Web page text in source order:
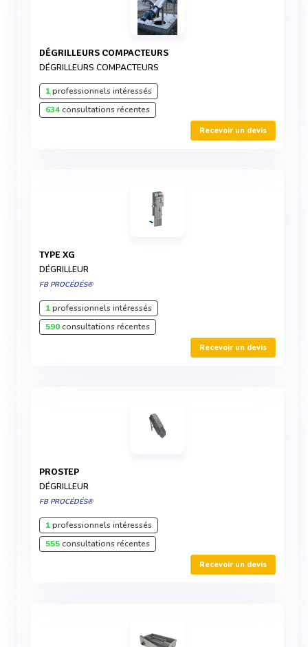
DÉGRILLEURS COMPACTEURS
DÉGRILLEURS COMPACTEURS
1professionnels intéressés
634consultations récentes
Recevoir un devis
TYPE XG
DÉGRILLEUR
FB PROCÉDÉS®
1professionnels intéressés
590consultations récentes
Recevoir un devis
PROSTEP
DÉGRILLEUR
FB PROCÉDÉS®
1professionnels intéressés
555consultations récentes
Recevoir un devis